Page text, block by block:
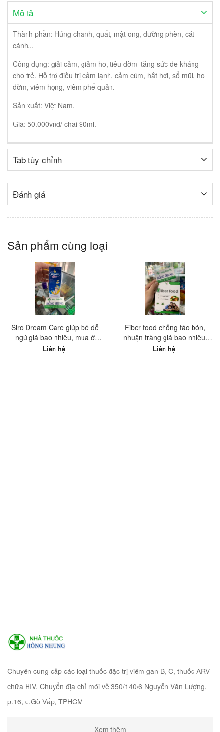
Mô tả
Thành phần: Húng chanh, quất, mật ong, đường phèn, cát
cánh...
Công dụng: giải cảm, giảm ho, tiêu đờm, tăng sức đề kháng
cho trẻ. Hỗ trợ điều trị cảm lạnh, cảm cúm, hắt hơi, sổ mũi, ho
đờm, viêm họng, viêm phế quản.
Sản xuất: Việt Nam.
Giá: 50.000vnd/ chai 90ml.
Tab tùy chỉnh
Đánh giá
Sản phẩm cùng loại
Siro Dream Care giúp bé dễ
ngủ giá bao nhiêu, mua ở
đâu?
Liên hệ
Fiber food chống táo bón,
nhuận tràng giá bao nhiêu,
mua ở đâu tốt nhất?
Liên hệ
Chuyên cung cấp các loại thuốc đặc trị viêm gan B, C, thuốc ARV
chữa HIV. Chuyển địa chỉ mới về 350/140/6 Nguyễn Văn Lượng,
p.16, q.Gò Vấp, TPHCM
Xem thêm